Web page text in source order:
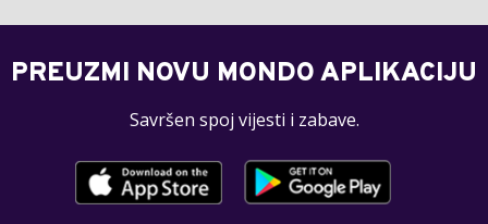
PREUZMI NOVU MONDO APLIKACIJU
Savršen spoj vijesti i zabave.